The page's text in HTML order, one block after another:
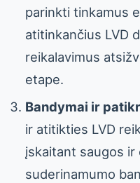
parinkti tinkamus
atitinkančius LVD
reikalavimus
etape.
Bandymai ir
ir atitikties LVD
įskaitant saugos
suderinamumo